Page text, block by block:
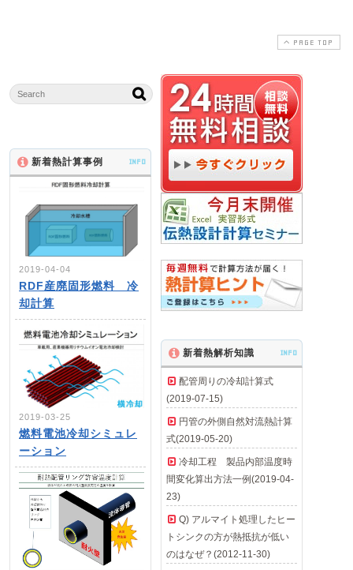
PAGE TOP
新着熱計算事例 INFO
2019-04-04
RDF産廃固形燃料 冷
却計算
2019-03-25
燃料電池冷却シミュレ
ーション
新着熱解析知識 INFO
配管周りの冷却計算式
(2019-07-15)
円管の外側自然対流熱計算
式(2019-05-20)
冷却工程 製品内部温度時
間変化算出方法一例(2019-04-
23)
Q) アルマイト処理したヒー
トシンクの方が熱抵抗が低い
のはなぜ？(2012-11-30)